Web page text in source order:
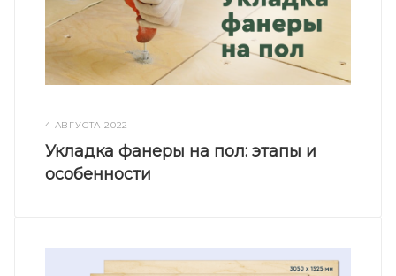
4 АВГУСТА 2022
Укладка фанеры на пол: этапы и
особенности